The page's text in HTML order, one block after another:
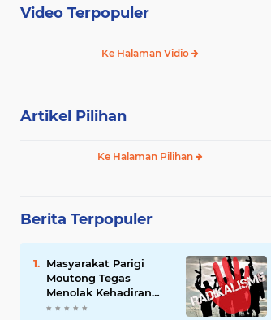
Video Terpopuler
Ke Halaman Vidio
Artikel Pilihan
Ke Halaman Pilihan
Berita Terpopuler
Masyarakat Parigi
Moutong Tegas
Menolak Kehadiran
Ormas Radikal